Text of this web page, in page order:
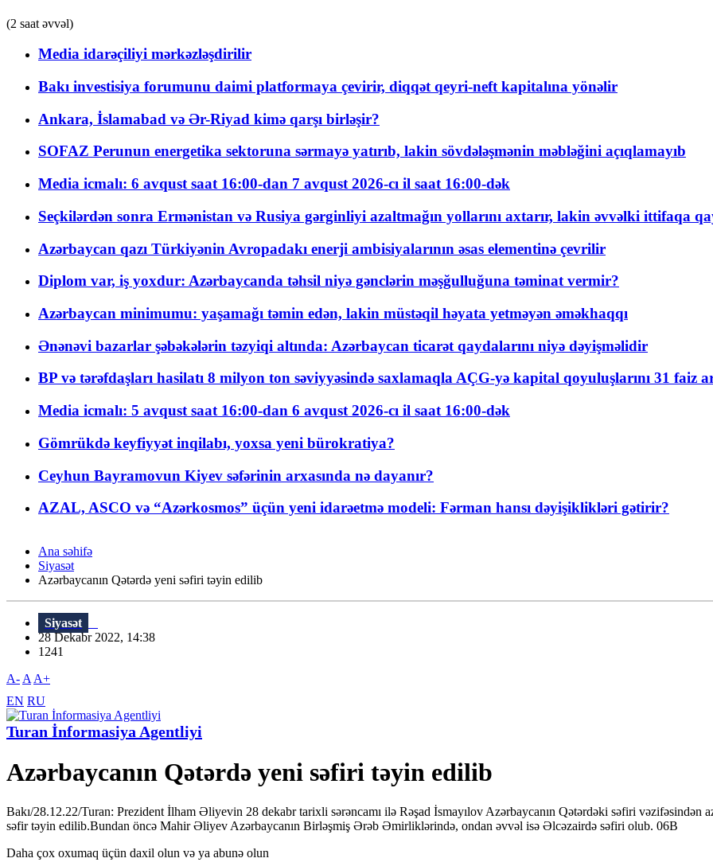
(2 saat əvvəl)
Media idarəçiliyi mərkəzləşdirilir
Bakı investisiya forumunu daimi platformaya çevirir, diqqət qeyri-neft kapitalına yönəlir
Ankara, İslamabad və Ər-Riyad kimə qarşı birləşir?
SOFAZ Perunun energetika sektoruna sərmayə yatırıb, lakin sövdələşmənin məbləğini açıqlamayıb
Media icmalı: 6 avqust saat 16:00-dan 7 avqust 2026-cı il saat 16:00-dək
Seçkilərdən sonra Ermənistan və Rusiya gərginliyi azaltmağın yollarını axtarır, lakin əvvəlki ittifaqa
Azərbaycan qazı Türkiyənin Avropadakı enerji ambisiyalarının əsas elementinə çevrilir
Diplom var, iş yoxdur: Azərbaycanda təhsil niyə gənclərin məşğulluğuna təminat vermir?
Azərbaycan minimumu: yaşamağı təmin edən, lakin müstəqil həyata yetməyən əməkhaqqı
Ənənəvi bazarlar şəbəkələrin təzyiqi altında: Azərbaycan ticarət qaydalarını niyə dəyişməlidir
BP və tərəfdaşları hasilatı 8 milyon ton səviyyəsində saxlamaqla AÇG-yə kapital qoyuluşlarını 31 faiz
Media icmalı: 5 avqust saat 16:00-dan 6 avqust 2026-cı il saat 16:00-dək
Gömrükdə keyfiyyət inqilabı, yoxsa yeni bürokratiya?
Ceyhun Bayramovun Kiyev səfərinin arxasında nə dayanır?
AZAL, ASCO və “Azərkosmos” üçün yeni idarəetmə modeli: Fərman hansı dəyişiklikləri gətirir?
Ana səhifə
Siyasət
Azərbaycanın Qətərdə yeni səfiri təyin edilib
Siyasət
28 Dekabr 2022, 14:38
1241
A- A A+
EN RU
Turan İnformasiya Agentliyi
Azərbaycanın Qətərdə yeni səfiri təyin edilib
Bakı/28.12.22/Turan: Prezident İlham Əliyevin 28 dekabr tarixli sərəncamı ilə Rəşad İsmayılov Azərbaycanın Qətərdəki səfiri vəzifəsindən
səfir təyin edilib.Bundan öncə Mahir Əliyev Azərbaycanın Birləşmiş Ərəb Əmirliklərində, ondan əvvəl isə Əlcəzairdə səfiri olub. 06B
Daha çox oxumaq üçün daxil olun və ya abunə olun